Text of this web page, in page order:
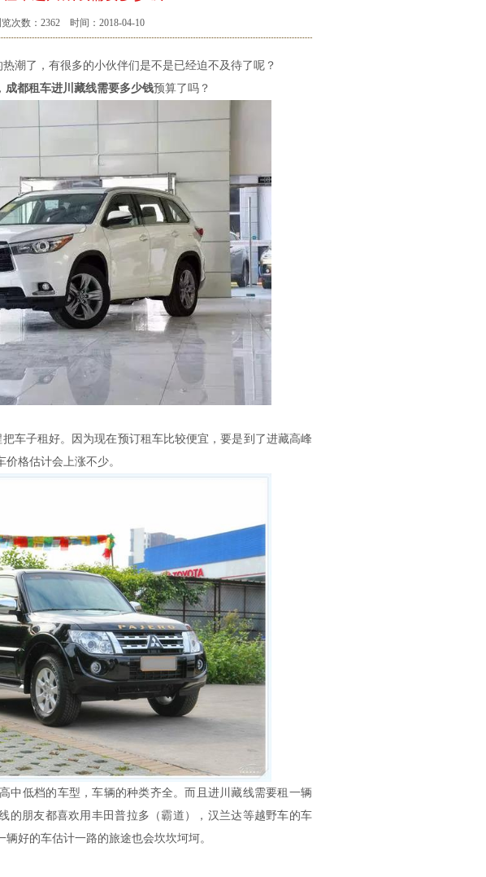
次数： 2362 时间：2018-04-10
潮了，有很多的小伙伴们是不是已经迫不及待了呢？
成都租车进川藏线需要多少钱预算了吗？
车子租好。因为现在预订租车比较便宜，要是到了进藏高峰
格估计会上涨不少。
低档的车型，车辆的种类齐全。而且进川藏线需要租一辆
的朋友都喜欢用丰田普拉多（霸道），汉兰达等越野车的车
好的车估计一路的旅途也会坎坎坷坷。